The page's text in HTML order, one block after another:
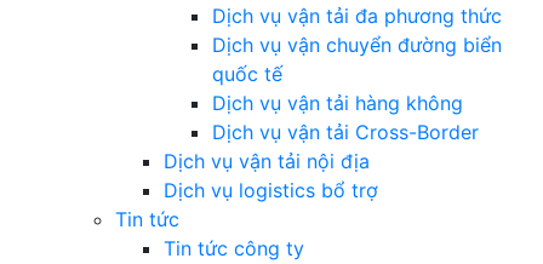
Dịch vụ vận tải đa phương thức
Dịch vụ vận chuyển đường biển
quốc tế
Dịch vụ vận tải hàng không
Dịch vụ vận tải Cross-Border
Dịch vụ vận tải nội địa
Dịch vụ logistics bổ trợ
Tin tức
Tin tức công ty